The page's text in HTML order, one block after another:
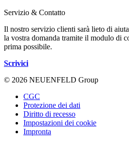
Servizio & Contatto
Il nostro servizio clienti sarà lieto di
la vostra domanda tramite il modulo di
prima possibile.
Scrivici
© 2026 NEUENFELD Group
CGC
Protezione dei dati
Diritto di recesso
Impostazioni dei cookie
Impronta